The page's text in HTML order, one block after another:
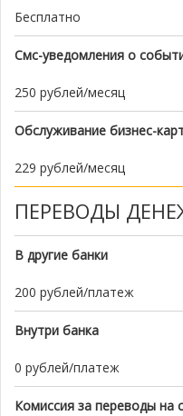
Бесплатно
Смс-уведомления о
250 рублей/месяц
Обслуживание бизнес-
229 рублей/месяц
ПЕРЕВОДЫ
В другие банки
200 рублей/платеж
Внутри банка
0 рублей/платеж
Комиссия за переводы на